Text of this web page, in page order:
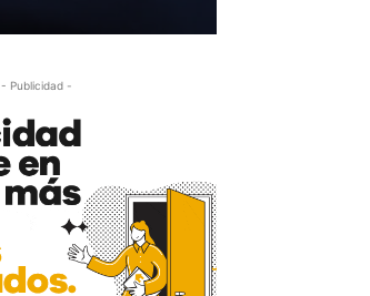
- Publicidad -